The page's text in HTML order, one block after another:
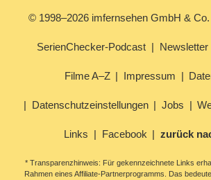
© 1998–2026 imfernsehen GmbH &
SerienChecker-Podcast Newsletter
Filme A–Z Impressum
Datenschutzeinstellungen Jobs
Links Facebook zurück
* Transparenzhinweis: Für gekennzeichnete Links
Rahmen eines Affiliate-Partnerprogramms. Das